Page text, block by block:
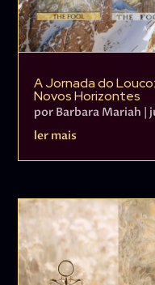
A Jornada do
Novos Horizontes
por Barbara Mariah |
ler mais